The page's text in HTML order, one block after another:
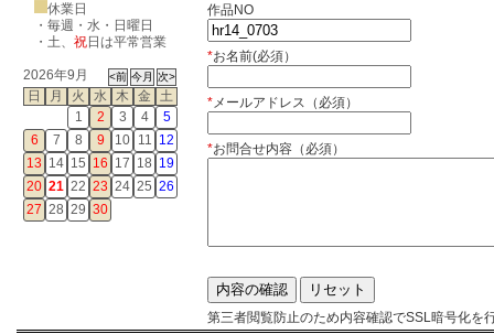
休業日
・毎週・水・日曜日
・ 土、 祝日は平常営業
2026年9月
日
月 火 水 木 金
土
1
2 3 4
5
6
7 8 9 10 11 12
13 14 15 16 17 18 19
20 21 22 23 24 25 26
27 28 29 30
作品NO
*お名前(必須）
*メールアドレス（必須）
*お問合せ内容（必須）
第三者閲覧防止のため内容確認でSSL暗号化を